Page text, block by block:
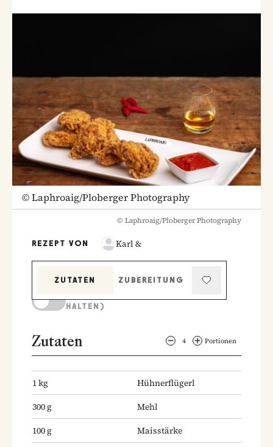
©Laphroaig/Ploberger Photography
© Laphroaig/Ploberger Photography
REZEPT VON Karl &
ZUTATEN
ZUBEREITUNG
HALTEN)
Zutaten 4 Portionen
1kg
Hühnerflügerl
300g
Mehl
100g
Maisstärke